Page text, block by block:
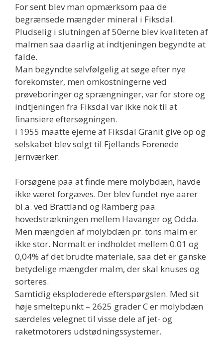
For sent blev man opmærksom paa de
begrænsede mængder mineral i Fiksdal.
Pludselig i slutningen af 50erne blev kvaliteten af
malmen saa daarlig at indtjeningen begyndte at
falde.
Man begyndte selvfølgelig at søge efter nye
forekomster, men omkostningerne ved
prøveboringer og sprængninger, var for store og
indtjeningen fra Fiksdal var ikke nok til at
finansiere eftersøgningen.
I 1955 maatte ejerne af Fiksdal Granit give op og
selskabet blev solgt til Fjellands Forenede
Jernværker.
Forsøgene paa at finde mere molybdæn, havde
ikke været forgæves. Der blev fundet nye aarer
bl.a. ved Brattland og Ramberg paa
hovedstrækningen mellem Havanger og Odda.
Men mængden af molybdæn pr. tons malm er
ikke stor. Normalt er indholdet mellem 0.01 og
0,04% af det brudte materiale, saa det er ganske
betydelige mængder malm, der skal knuses og
sorteres.
Samtidig eksploderede efterspørgslen. Med sit
høje smeltepunkt – 2625 grader C er molybdæn
særdeles velegnet til visse dele af jet- og
raketmotorers udstødningssystemer.